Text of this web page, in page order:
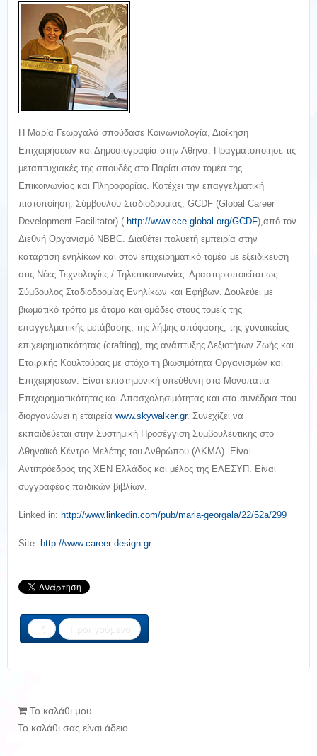
Η Μαρία Γεωργαλά σπούδασε Κοινωνιολογία, Διοίκηση
Επιχειρήσεων και Δημοσιογραφία στην Αθήνα. Πραγματοποίησε τις
μεταπτυχιακές της σπουδές στο Παρίσι στον τομέα της
Επικοινωνίας και Πληροφορίας. Κατέχει την επαγγελματική
πιστοποίηση, Σύμβουλου Σταδιοδρομίας, GCDF (Global Career
Development Facilitator) ( http://www.cce-global.org/GCDF),από τον
Διεθνή Οργανισμό NBBC. Διαθέτει πολυετή εμπειρία στην
κατάρτιση ενηλίκων και στον επιχειρηματικό τομέα με εξειδίκευση
στις Νέες Τεχνολογίες / Τηλεπικοινωνίες. Δραστηριοποιείται ως
Σύμβουλος Σταδιοδρομίας Ενηλίκων και Εφήβων. Δουλεύει με
βιωματικό τρόπο με άτομα και ομάδες στους τομείς της
επαγγελματικής μετάβασης, της λήψης απόφασης, της γυναικείας
επιχειρηματικότητας (crafting), της ανάπτυξης Δεξιοτήτων Ζωής και
Εταιρικής Κουλτούρας με στόχο τη βιωσιμότητα Οργανισμών και
Επιχειρήσεων. Είναι επιστημονική υπεύθυνη στα Μονοπάτια
Επιχειρηματικότητας και Απασχολησιμότητας και στα συνέδρια που
διοργανώνει η εταιρεία www.skywalker.gr. Συνεχίζει να
εκπαιδεύεται στην Συστημική Προσέγγιση Συμβουλευτικής στο
Αθηναϊκό Κέντρο Μελέτης του Ανθρώπου (ΑΚΜΑ). Είναι
Αντιπρόεδρος της ΧΕΝ Ελλάδος και μέλος της ΕΛΕΣΥΠ. Είναι
συγγραφέας παιδικών βιβλίων.
Linked in: http://www.linkedin.com/pub/maria-georgala/22/52a/299
Site: http://www.career-design.gr
Προηγούμενο
Το καλάθι μου
Το καλάθι σας είναι άδειο.